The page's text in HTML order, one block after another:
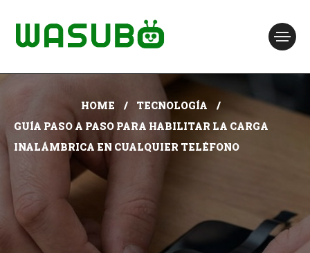
HOME
TECNOLOGÍA
GUÍA PASO A PASO PARA HABILITAR LA CARGA
INALÁMBRICA EN CUALQUIER TELÉFONO